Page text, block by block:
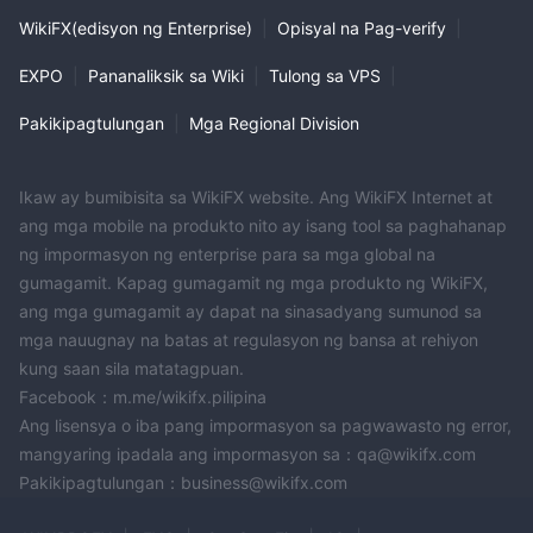
iShares, at gray market trades ay 0.25% na may minimum na
bayad na katumbas ng HKD 100 bawat trade. Ang mga short
0.5% na may minimum na bayad na katumbas ng HKD 200
Mga Bayarin sa Pagpapalitan at Mga Levita: Kasama sa mga
karagdagang bayarin at singil ang stamp duty na 0.13% sa
gross consideration, SFC transaction levy na 0.0027% sa gross
consideration, Financial Reporting Council transaction levy na
0.00015% sa gross consideration, HK trading fee na 0.00565%
sa gross consideration , at mga bayarin sa settlement na
0.005% sa kabuuang pagsasaalang-alang (minimum na bayad
na katumbas ng HKD 3; katumbas ng maximum na bayad sa
HKD 300).
Buwis sa Transaksyon sa Pinansyal: Ang buwis sa transaksyon
sa pananalapi na 0.2% ay nalalapat sa halaga ng transaksyon
WikiFX(edisyon ng Enterprise) Opisyal na Pag-verify
EXPO Pananaliksik sa Wiki Tulong sa VPS
Pakikipagtulungan Mga Regional Division
Ikaw ay bumibisita sa WikiFX website. Ang WikiFX Internet at
ang mga mobile na produkto nito ay isang tool sa paghahanap
ng impormasyon ng enterprise para sa mga global na
gumagamit. Kapag gumagamit ng mga produkto ng WikiFX,
ang mga gumagamit ay dapat na sinasadyang sumunod sa
mga nauugnay na batas at regulasyon ng bansa at rehiyon
kung saan sila matatagpuan.
Facebook：m.me/wikifx.pilipina
Ang lisensya o iba pang impormasyon sa pagwawasto ng error,
mangyaring ipadala ang impormasyon sa：qa@wikifx.com
Pakikipagtulungan：business@wikifx.com